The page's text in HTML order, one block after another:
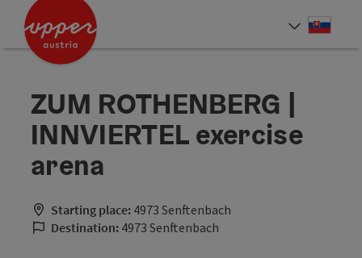
Accesskey
Accesskey
ZUM ROTHENBERG |
INNVIERTEL exercise
arena
Starting place: 4973 Senftenbach
Destination: 4973 Senftenbach